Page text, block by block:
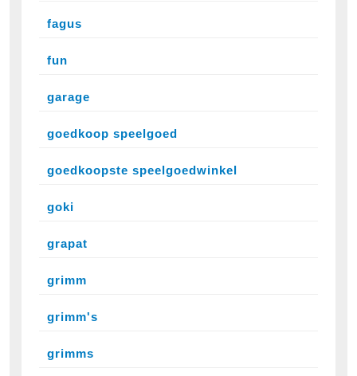
fagus
fun
garage
goedkoop speelgoed
goedkoopste speelgoedwinkel
goki
grapat
grimm
grimm's
grimms